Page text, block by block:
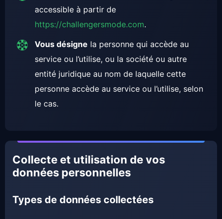
accessible à partir de
https://challengersmode.com.
Vous désigne la personne qui accède au
service ou l’utilise, ou la société ou autre
entité juridique au nom de laquelle cette
personne accède au service ou l’utilise, selon
le cas.
Collecte et utilisation de vos
données personnelles
Types de données collectées